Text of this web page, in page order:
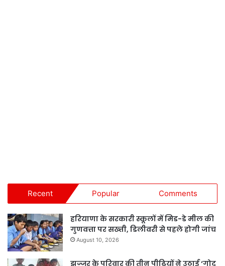
Recent Popular Comments
हरियाणा के सरकारी स्कूलों में मिड-डे मील की
गुणवत्ता पर सख्ती, डिलीवरी से पहले होगी जांच
August 10, 2026
झज्जर के परिवार की तीन पीढ़ियों ने उठाई ‘गोद